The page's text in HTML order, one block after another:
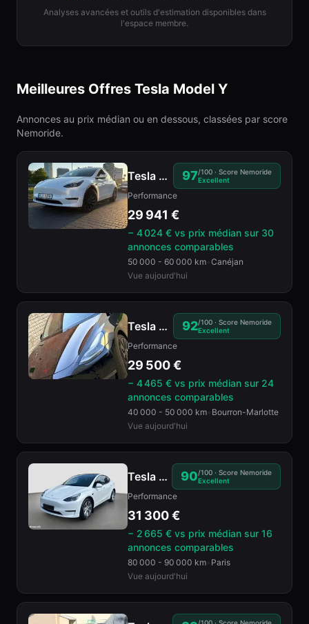
Analyses avancées et outils d'estimation disponibles dans
l'espace membre.
Meilleures Offres Tesla Model Y
Annonces au prix médian ou en dessous, classées par score
Nemoride.
Tesla
Model Y 2023
97/100 · Score Nemoride
Excellent
Performance
29 941 €
− 4 024 € vs prix médian sur 30
annonces comparables
50 000 - 60 000 km Canéjan
Vue aujourd'hui
Tesla
Model Y 2023
92/100 · Score Nemoride
Excellent
Performance
29 500€
− 4 465 € vs prix médian sur 24
annonces comparables
40 000 - 50 000 km Bourron-Marlotte
Vue aujourd'hui
Tesla
Model Y 2021
90/100 · Score Nemoride
Excellent
Performance
31 300€
− 2 665 € vs prix médian sur 16
annonces comparables
80 000 - 90 000 km Paris
Vue aujourd'hui